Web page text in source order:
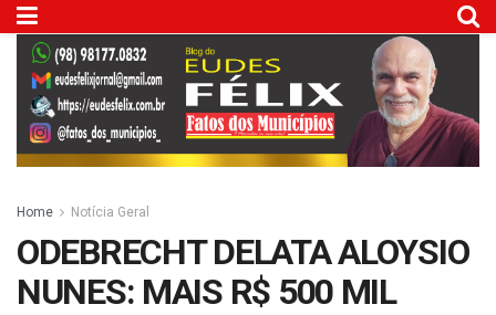
Home Notícia Geral
ODEBRECHT DELATA ALOYSIO
NUNES: MAIS R$ 500 MIL